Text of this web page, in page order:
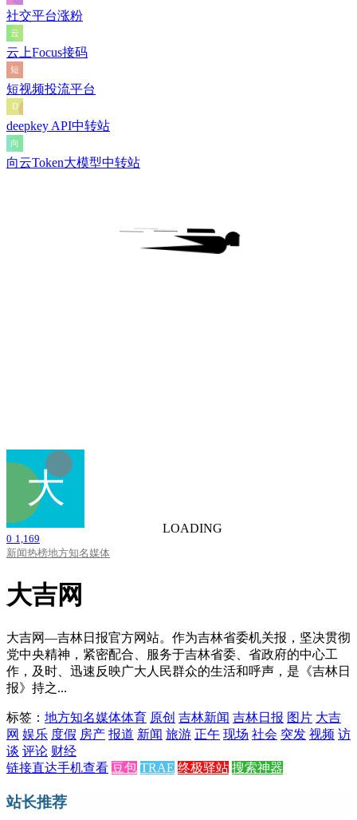
LOADING
社交平台涨粉
云上Focus接码
短视频投流平台
deepkey API中转站
向云Token大模型中转站
0 1,169
新闻热榜地方知名媒体
大吉网
大吉网—吉林日报官方网站。作为吉林省委机关报，坚决贯彻
党中央精神，紧密配合、服务于吉林省委、省政府的中心工
作，及时、迅速反映广大人民群众的生活和呼声，是《吉林日
报》持之...
标签： 地方知名媒体体育 原创 吉林新闻 吉林日报 图片 大吉
网 娱乐 度假 房产 报道 新闻 旅游 正午 现场 社会 突发 视频 访
谈 评论 财经
链接直达手机查看 豆包 TRAE 终极驿站 搜索神器
站长推荐